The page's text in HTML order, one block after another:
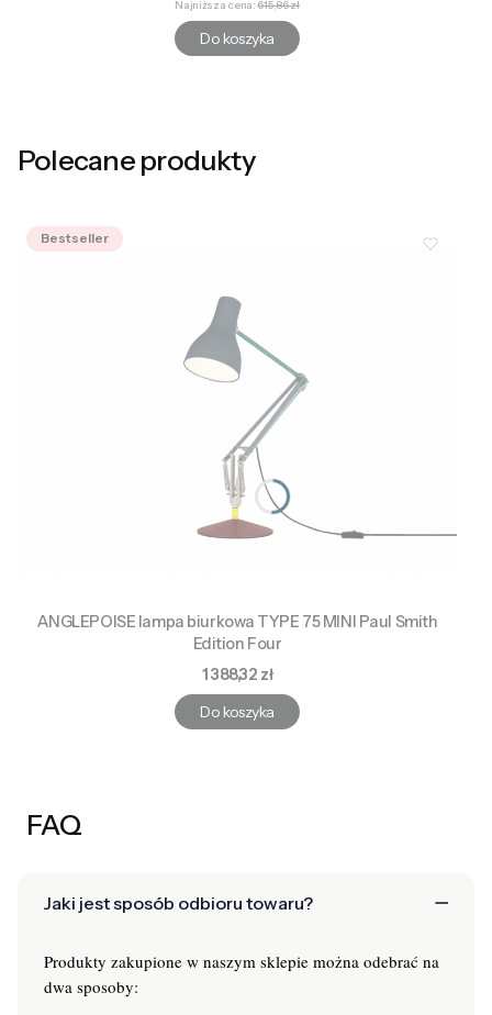
Najniższa cena: 615,86 zł
Do koszyka
Polecane produkty
Bestseller
ANGLEPOISE lampa biurkowa TYPE 75 MINI Paul Smith
Edition Four
Cena
1 388,32 zł
Do koszyka
FAQ
Jaki jest sposób odbioru towaru?
Produkty zakupione w naszym sklepie można odebrać na
dwa sposoby: